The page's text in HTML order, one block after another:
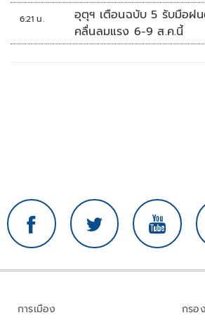
6:21 น.
อุตุฯ เตือนฉบับ 5 รับมือฝ
คลื่นลมแรง 6-9 ส.ค.นี้
การเมือง
กรอ